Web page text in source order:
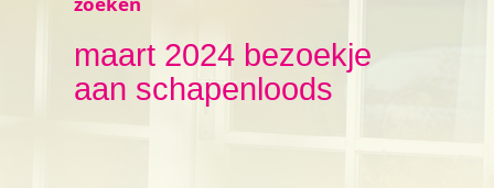
maart 2024 bezoekje
aan schapenloods